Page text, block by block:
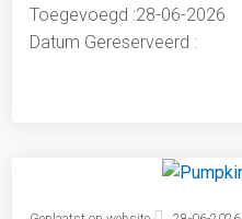
Toegevoegd :28-06-2026
Datum Gereserveerd :